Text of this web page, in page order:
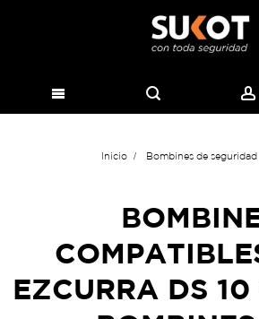
Inicio Bombines de seguridad
EZCURRA DS